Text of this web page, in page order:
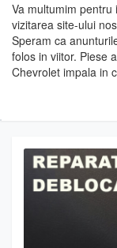
Va multumim
vizitarea site-ului
Speram ca
folos in viitor. Piese
Chevrolet impala in